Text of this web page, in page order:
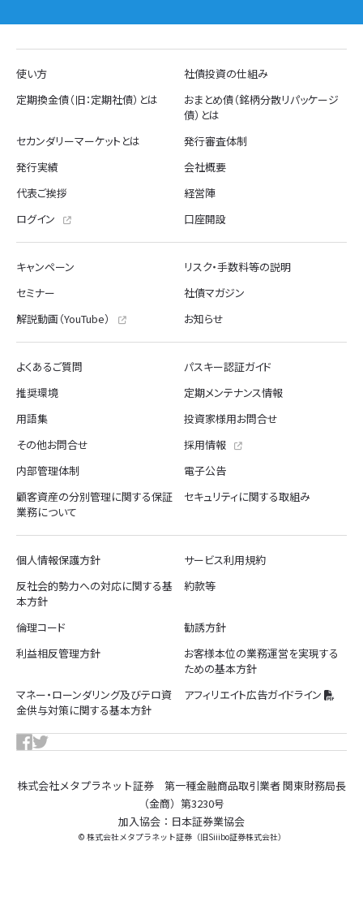
使い方
社債投資の仕組み
定期換金債（旧：定期社債）とは
おまとめ債（銘柄分散リパッケージ
債）とは
セカンダリーマーケットとは
発行審査体制
発行実績
会社概要
代表ご挨拶
経営陣
ログイン
口座開設
キャンペーン
リスク・手数料等の説明
セミナー
社債マガジン
解説動画（YouTube）
お知らせ
よくあるご質問
パスキー認証ガイド
推奨環境
定期メンテナンス情報
用語集
投資家様用お問合せ
その他お問合せ
採用情報
内部管理体制
電子公告
顧客資産の分別管理に関する保証
業務について
セキュリティに関する取組み
個人情報保護方針
サービス利用規約
反社会的勢力への対応に関する基
本方針
約款等
倫理コード
勧誘方針
利益相反管理方針
お客様本位の業務運営を実現する
ための基本方針
マネー・ローンダリング及びテロ資
金供与対策に関する基本方針
アフィリエイト広告ガイドライン
株式会社メタプラネット証券 第一種金融商品取引業者 関東財務局長
（金商）第3230号
加入協会：日本証券業協会
© 株式会社メタプラネット証券（旧Siiibo証券株式会社）